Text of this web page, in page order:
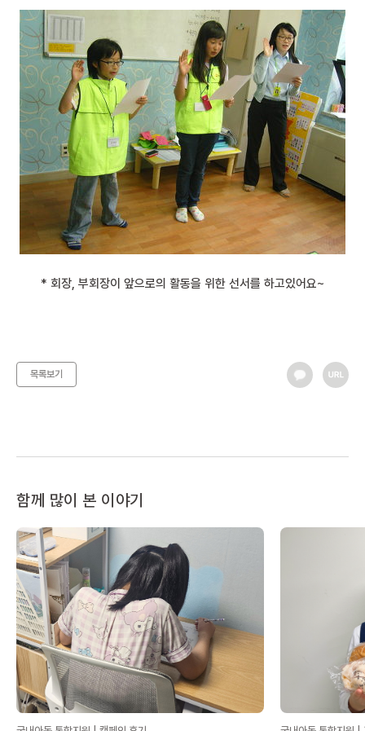
* 회장, 부회장이 앞으로의 활동을 위한 선서를 하고있어요~
목록보기
함께 많이 본 이야기